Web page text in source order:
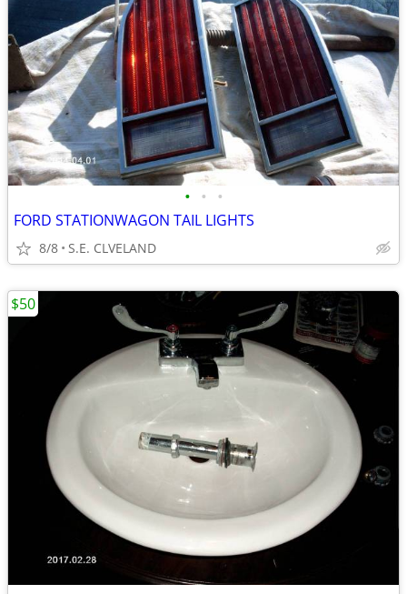
• • •
FORD STATIONWAGON TAIL LIGHTS
8/8 S.E. CLVELAND
$50